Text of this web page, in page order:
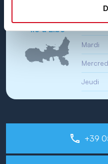
Île d'Elbe Lundi
Mardi
Jeudi
+39